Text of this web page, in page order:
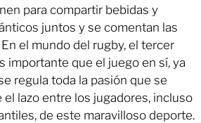
para compartir bebidas y
juntos y se comentan las
el mundo del rugby, el tercer
importante que el juego en sí, ya
regula toda la pasión que se
lazo entre los jugadores, incluso
de este maravilloso deporte.